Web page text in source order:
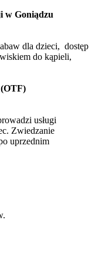
w Goniądzu
dla dzieci, dostęp
do kąpieli,
usługi
Zwiedzanie
uprzednim